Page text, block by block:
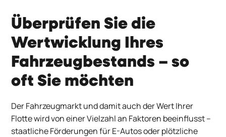
Überprüfen Sie die
Wertwicklung Ihres
Fahrzeugbestands – so
oft Sie möchten
Der Fahrzeugmarkt und damit auch der Wert Ihrer
Flotte wird von einer Vielzahl an Faktoren beeinflusst –
staatliche Förderungen für E-Autos oder plötzliche